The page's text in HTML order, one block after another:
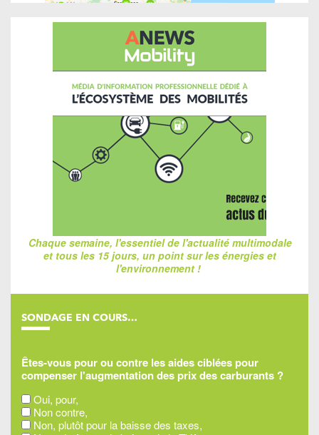
Chaque semaine, l'essentiel de l'actualité multimodale
et tous les 15 jours, un point sur les énergies et
l'environnement !
SONDAGE EN COURS…
Êtes-vous pour ou contre les aides ciblées pour
compenser l'augmentation des prix des carburants ?
Oui, pour,
Non contre,
Non, plutôt pour la baisse des taxes,